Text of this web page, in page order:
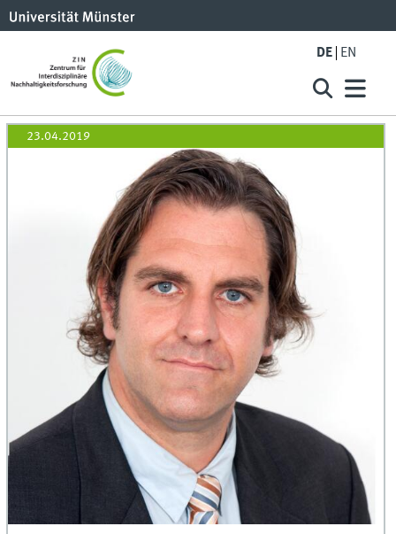
DE EN
23.04.2019